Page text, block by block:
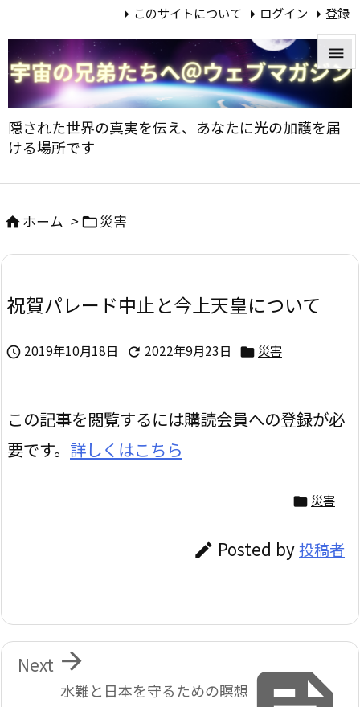
隠された世界の真実を伝え、あなたに光の加護を届
ける場所です


メニ


次へ
このサイトについて ログイン 登録
ホーム > 災害
祝賀パレード中止と今上天皇について
 2019年10月18日  2022年9月23日  災害
この記事を閲覧するには購読会員への登録が必
要です。 詳しくはこちら
 災害
 Posted by投稿者
水難と日本を守るための瞑想

Next